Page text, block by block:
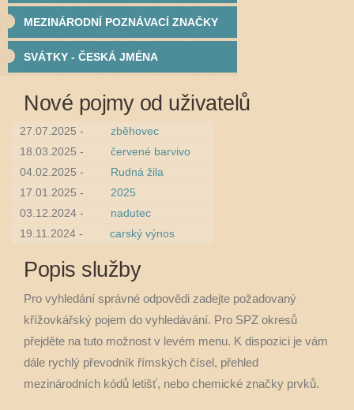
MEZINÁRODNÍ POZNÁVACÍ ZNAČKY
SVÁTKY - ČESKÁ JMÉNA
Nové pojmy od uživatelů
27.07.2025 -
zběhovec
18.03.2025 -
červené barvivo
04.02.2025 -
Rudná žila
17.01.2025 -
2025
03.12.2024 -
nadutec
19.11.2024 -
carský výnos
Popis služby
Pro vyhledání správné odpovědi zadejte požadovaný
křížovkářský pojem do vyhledávání. Pro SPZ okresů
přejděte na tuto možnost v levém menu. K dispozici je vám
dále rychlý převodník římských čísel, přehled
mezinárodních kódů letišť, nebo chemické značky prvků.